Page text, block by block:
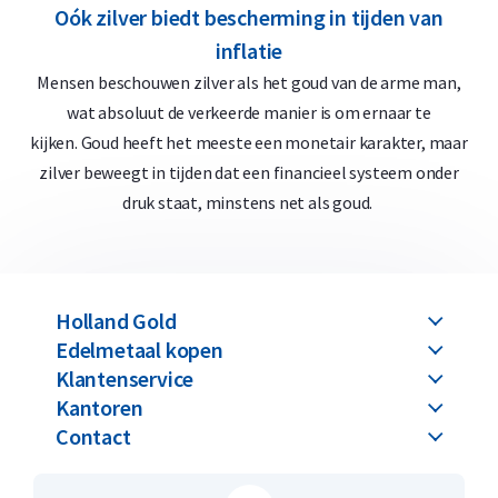
Holland Gold biedt een terugkoopgarantie voor alle zilveren
munten die u bij ons koopt. Heeft u de zilveren munten niet
bij ons gekocht? Ook deze zilveren munten kopen wij in.
Oók zilver biedt bescherming in tijden van
inflatie
Mensen beschouwen zilver als het goud van de arme man,
wat absoluut de verkeerde manier is om ernaar te
kijken. Goud heeft het meeste een monetair karakter, maar
zilver beweegt in tijden dat een financieel systeem onder
druk staat, minstens net als goud.
Holland Gold
Edelmetaal kopen
Klantenservice
Kantoren
Contact